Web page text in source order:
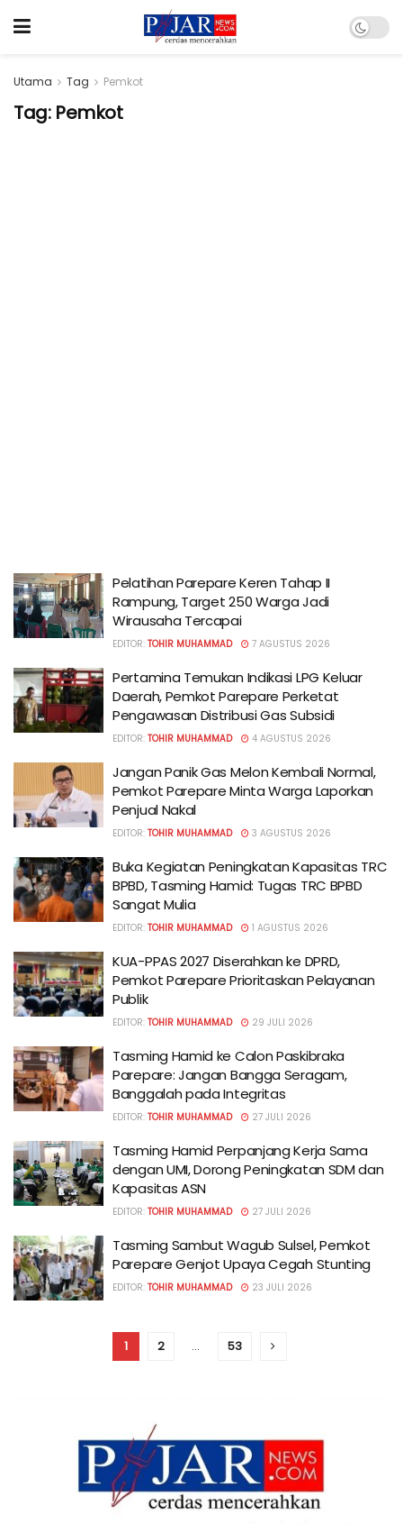
Utama Tag Pemkot
Tag: Pemkot
Pelatihan Parepare Keren Tahap II
Rampung, Target 250 Warga Jadi
Wirausaha Tercapai
EDITOR: TOHIR MUHAMMAD 7 AGUSTUS 2026
Pertamina Temukan Indikasi LPG Keluar
Daerah, Pemkot Parepare Perketat
Pengawasan Distribusi Gas Subsidi
EDITOR: TOHIR MUHAMMAD 4 AGUSTUS 2026
Jangan Panik Gas Melon Kembali Normal,
Pemkot Parepare Minta Warga Laporkan
Penjual Nakal
EDITOR: TOHIR MUHAMMAD 3 AGUSTUS 2026
Buka Kegiatan Peningkatan Kapasitas TRC
BPBD, Tasming Hamid: Tugas TRC BPBD
Sangat Mulia
EDITOR: TOHIR MUHAMMAD 1 AGUSTUS 2026
KUA-PPAS 2027 Diserahkan ke DPRD,
Pemkot Parepare Prioritaskan Pelayanan
Publik
EDITOR: TOHIR MUHAMMAD 29 JULI 2026
Tasming Hamid ke Calon Paskibraka
Parepare: Jangan Bangga Seragam,
Banggalah pada Integritas
EDITOR: TOHIR MUHAMMAD 27 JULI 2026
Tasming Hamid Perpanjang Kerja Sama
dengan UMI, Dorong Peningkatan SDM dan
Kapasitas ASN
EDITOR: TOHIR MUHAMMAD 27 JULI 2026
Tasming Sambut Wagub Sulsel, Pemkot
Parepare Genjot Upaya Cegah Stunting
EDITOR: TOHIR MUHAMMAD 23 JULI 2026
1 2 … 53